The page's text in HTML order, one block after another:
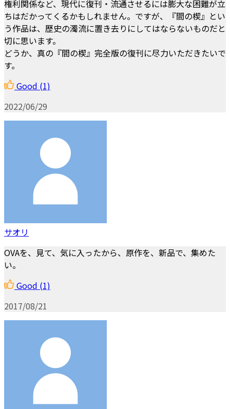
権利関係など、現代に復刊・流通させるには膨大な困難が立
ちはだかってくるかもしれません。ですが、『間の楔』とい
う作品は、歴史の濁流に置き去りにしてはならないものだと
切に思います。
どうか、真の『間の楔』完全版の復刊に尽力いただきたいで
す。
Good (1)
2022/06/29
サオリ
OVAを、見て、気に入ったから、原作を、新品で、集めた
い。
Good (1)
2017/08/21